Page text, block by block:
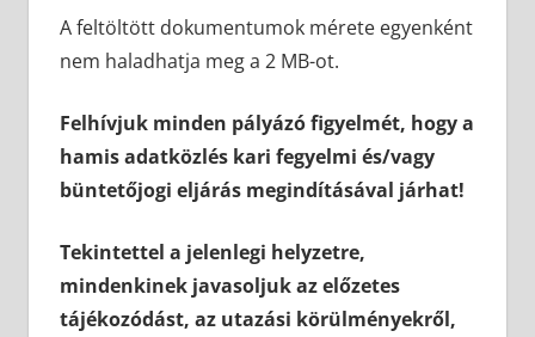
A feltöltött dokumentumok mérete egyenként
nem haladhatja meg a 2 MB-ot.
Felhívjuk minden pályázó figyelmét, hogy a
hamis adatközlés kari fegyelmi és/vagy
büntetőjogi eljárás megindításával járhat!
Tekintettel a jelenlegi helyzetre,
mindenkinek javasoljuk az előzetes
tájékozódást, az utazási körülményekről,